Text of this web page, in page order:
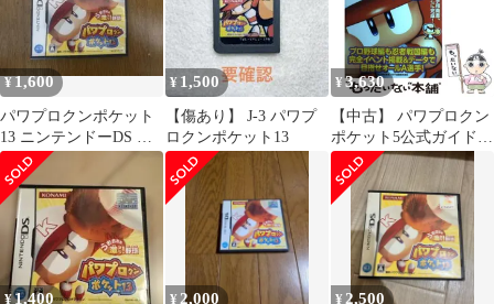
¥1,600
パワプロクンポケット
13 ニンテンドーDS ソ
フト
¥ 1,500
【傷あり】 J-3 パワプ
ロクンポケット13
¥ 3,630
【中古】 パワプロクン
ポケット5公式ガイド
(KONAMI official guide
公式ガイドシリーズ) /
コナミ / コナミ
¥1,400 ¥ 2,000 ¥ 2,500